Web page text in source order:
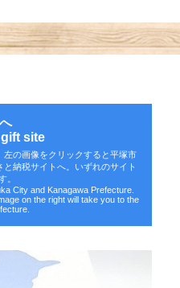
site
の画像をクリックすると平塚市
納税サイトへ。いずれのサイト
。
City and Kanagawa Prefecture.
on the right will take you to the